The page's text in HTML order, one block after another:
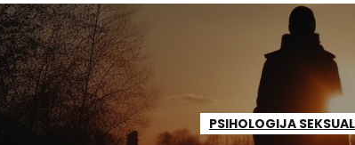
PSIHOLOGIJA